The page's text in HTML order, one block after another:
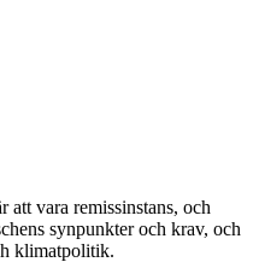
att vara remissinstans, och
synpunkter och krav, och
klimatpolitik.